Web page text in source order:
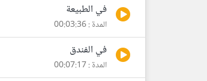
في الطبيعة
المدة : 00:03:36
في الفندق
المدة : 00:07:17